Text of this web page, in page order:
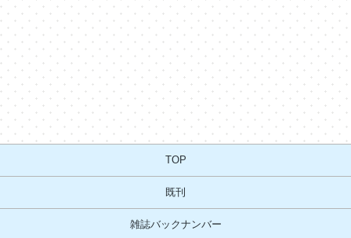
TOP
既刊
雑誌バックナンバー